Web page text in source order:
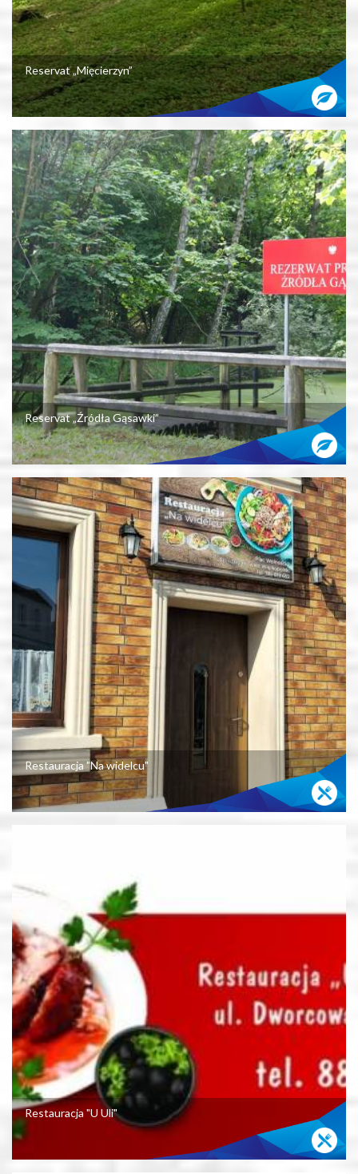
Reservat „Mięcierzyn”
Reservat „Źródła Gąsawki”
Restauracja "Na widelcu"
Restauracja "U Uli"